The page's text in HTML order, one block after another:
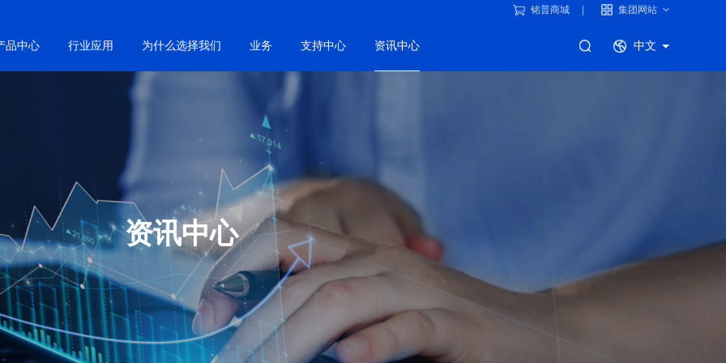
铭普商城 集团网站
品中心 行业应用 为什么选择我们 业务 支持中心 资讯中心 中文
资讯中心